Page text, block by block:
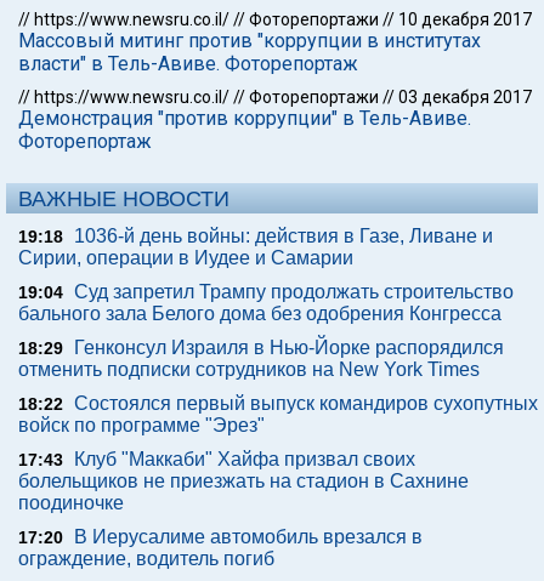
// https://www.newsru.co.il///Фоторепортажи // 10 декабря 2017
Массовый митинг против "коррупции в институтах
власти" в Тель-Авиве. Фоторепортаж
// https://www.newsru.co.il///Фоторепортажи //03 декабря 2017
Демонстрация "против коррупции" в Тель-Авиве.
Фоторепортаж
ВАЖНЫЕ НОВОСТИ
19:18
1036-й день войны: действия в Газе, Ливане и
Сирии, операции в Иудее и Самарии
19:04 Суд запретил Трампу продолжать строительство
бального зала Белого дома без одобрения Конгресса
18:29
Генконсул Израиля в Нью-Йорке распорядился
отменить подписки сотрудников на New York Times
18:22 Состоялся первый выпуск командиров сухопутных
войск по программе "Эрез"
17:43
Клуб "Маккаби" Хайфа призвал своих
болельщиков не приезжать на стадион в Сахнине
поодиночке
17:20
В Иерусалиме автомобиль врезался в
ограждение, водитель погиб